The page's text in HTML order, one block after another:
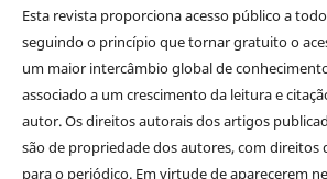
Esta revista proporciona acesso público a
seguindo o princípio que tornar gratuito o
um maior intercâmbio global de
associado a um crescimento da leitura e
autor. Os direitos autorais dos artigos
são de propriedade dos autores, com direitos
para o periódico. Em virtude de aparecerem